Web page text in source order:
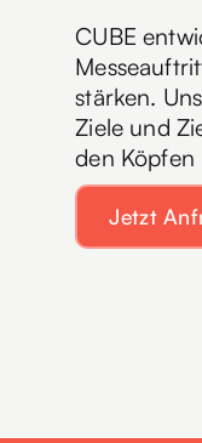
CUBE
stärken.
Ziele und
den Köpfen
Jetzt